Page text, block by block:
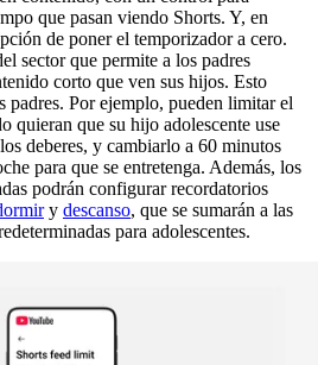
que pasan viendo Shorts. Y, en
de poner el temporizador a cero.
sector que permite a los padres
corto que ven sus hijos. Esto
padres. Por ejemplo, pueden limitar el
quieran que su hijo adolescente use
deberes, y cambiarlo a 60 minutos
para que se entretenga. Además, los
podrán configurar recordatorios
y descanso, que se sumarán a las
para adolescentes.